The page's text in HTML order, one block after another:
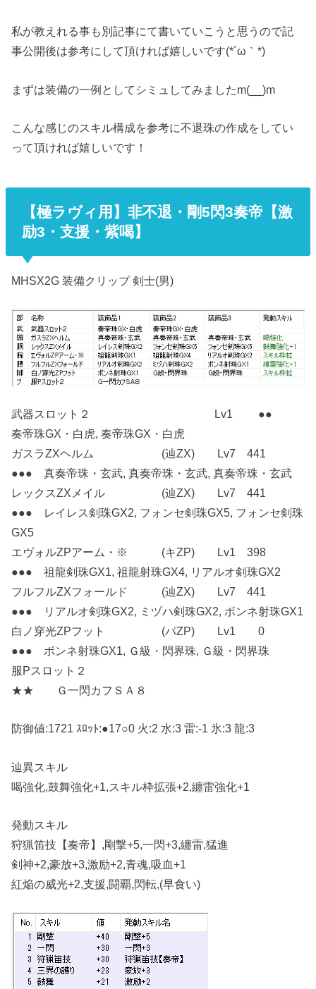
私が教えれる事も別記事にて書いていこうと思うので記
事公開後は参考にして頂ければ嬉しいです(*´ω｀*)
まずは装備の一例としてシミュしてみましたm(__)m
こんな感じのスキル構成を参考に不退珠の作成をしてい
って頂ければ嬉しいです！
【極ラヴィ用】非不退・剛5閃3奏帝【激
励3・支援・紫喝】
MHSX2G 装備クリップ 剣士(男)
武器スロット２ Lv1 ●●
奏帝珠GX・白虎, 奏帝珠GX・白虎
ガスラZXヘルム (辿ZX) Lv7 441
●●● 真奏帝珠・玄武, 真奏帝珠・玄武, 真奏帝珠・玄武
レックスZXメイル (辿ZX) Lv7 441
●●● レイレス剣珠GX2, フォンセ剣珠GX5, フォンセ剣珠
GX5
エヴォルZPアーム・※ (キZP) Lv1 398
●●● 祖龍剣珠GX1, 祖龍射珠GX4, リアルオ剣珠GX2
フルフルZXフォールド (辿ZX) Lv7 441
●●● リアルオ剣珠GX2, ミヅハ剣珠GX2, ボンネ射珠GX1
白ノ穿光ZPフット (パZP) Lv1 0
●●● ボンネ射珠GX1, Ｇ級・閃界珠, Ｇ級・閃界珠
服Pスロット２
★★ Ｇ一閃カフＳＡ８
防御値:1721 ｽﾛｯﾄ:●17○0 火:2 水:3 雷:-1 氷:3 龍:3
辿異スキル
喝強化,鼓舞強化+1,スキル枠拡張+2,纏雷強化+1
発動スキル
狩猟笛技【奏帝】,剛撃+5,一閃+3,纏雷,猛進
剣神+2,豪放+3,激励+2,青魂,吸血+1
紅焔の威光+2,支援,闘覇,閃転,(早食い)